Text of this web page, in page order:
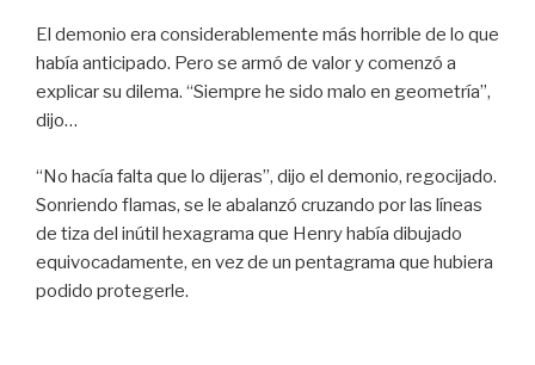
El demonio era considerablemente más horrible de lo que
había anticipado. Pero se armó de valor y comenzó a
explicar su dilema. “Siempre he sido malo en geometría”,
dijo…
“No hacía falta que lo dijeras”, dijo el demonio, regocijado.
Sonriendo flamas, se le abalanzó cruzando por las líneas
de tiza del inútil hexagrama que Henry había dibujado
equivocadamente, en vez de un pentagrama que hubiera
podido protegerle.